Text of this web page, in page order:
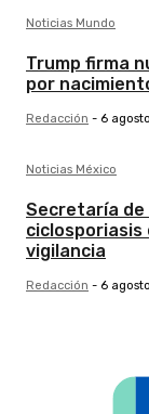
Noticias Mundo
Trump firma
por
Redacción - 6
Noticias México
Secretaría
ciclosporiasis
vigilancia
Redacción - 6